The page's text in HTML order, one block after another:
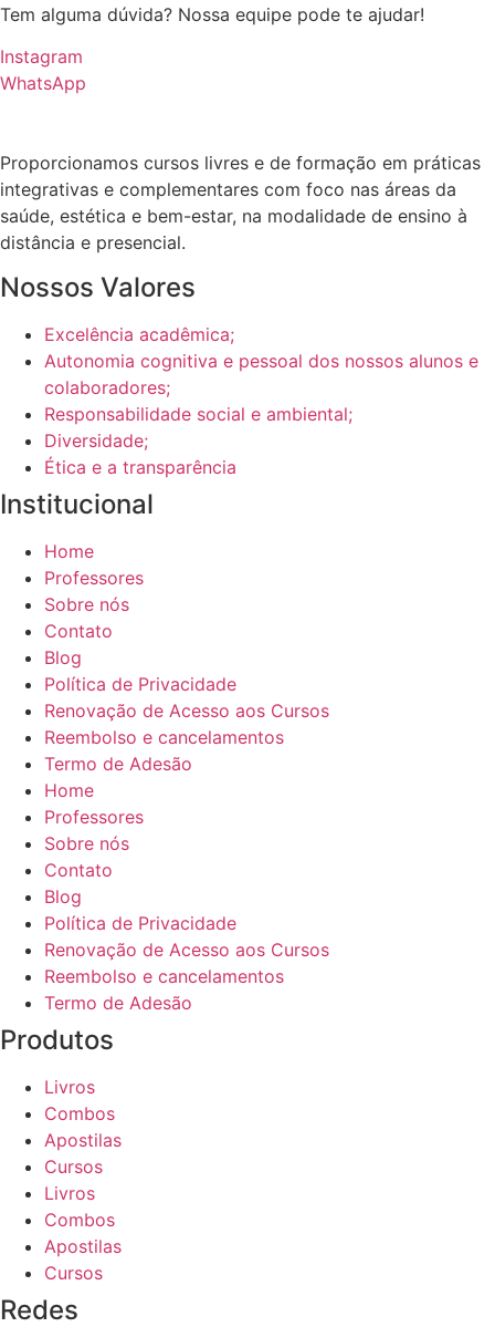
Tem alguma dúvida? Nossa equipe pode te ajudar!
Instagram
WhatsApp
Proporcionamos cursos livres e de formação em práticas
integrativas e complementares com foco nas áreas da
saúde, estética e bem-estar, na modalidade de ensino à
distância e presencial.
Nossos Valores
Excelência acadêmica;
Autonomia cognitiva e pessoal dos nossos alunos e
colaboradores;
Responsabilidade social e ambiental;
Diversidade;
Ética e a transparência
Institucional
Home
Professores
Sobre nós
Contato
Blog
Política de Privacidade
Renovação de Acesso aos Cursos
Reembolso e cancelamentos
Termo de Adesão
Home
Professores
Sobre nós
Contato
Blog
Política de Privacidade
Renovação de Acesso aos Cursos
Reembolso e cancelamentos
Termo de Adesão
Produtos
Livros
Combos
Apostilas
Cursos
Livros
Combos
Apostilas
Cursos
Redes